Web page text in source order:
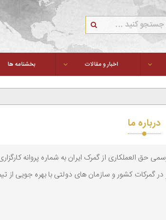
اخبار و مقالات بخشنامه ها
درباره ما
کشور و سازمان های دولتی با بهره جویی از